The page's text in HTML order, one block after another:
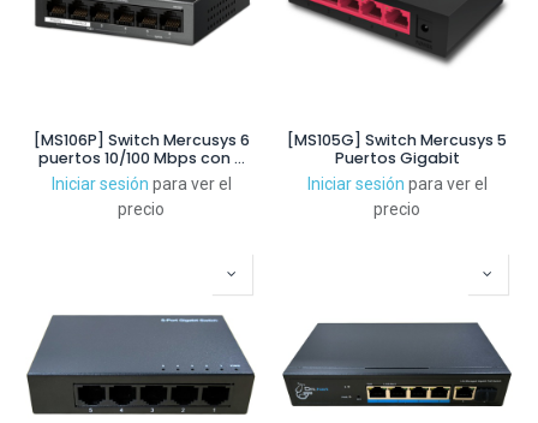
[MS106P] Switch Mercusys 6
puertos 10/100 Mbps con 4
puertos PoE+
Iniciar sesión para ver el
precio
[MS105G] Switch Mercusys 5
Puertos Gigabit
Iniciar sesión para ver el
precio